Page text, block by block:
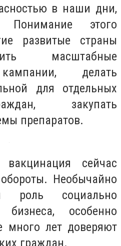
в наши дни,
Понимание этого
развитые страны
масштабные
делать
для отдельных
закупать
препаратов.
сейчас
Необычайно
социально
бизнеса, особенно
много лет доверяют
граждан.